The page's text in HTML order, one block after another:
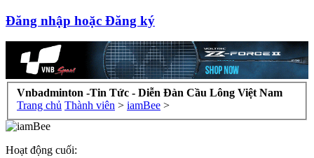
Đăng nhập hoặc Đăng ký
Vnbadminton -Tin Tức - Diễn Đàn Cầu Lông Việt Nam
Trang chủ Thành viên > iamBee >
Hoạt động cuối: